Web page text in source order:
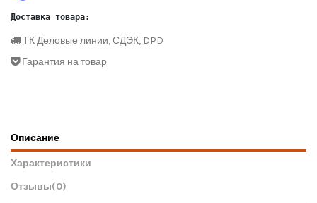
Доставка товара:
ТК Деловые линии, СДЭК, DPD
Гарантия на товар
Описание
Характеристики
Отзывы(0)